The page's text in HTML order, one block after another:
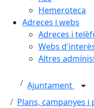
Hemeroteca
Adreces i webs
Adreces i
Webs
Altres
Ajuntament
Plans, campanyes i